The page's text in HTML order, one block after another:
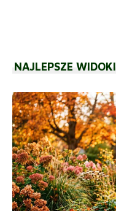
NAJLEPSZE WIDOKI